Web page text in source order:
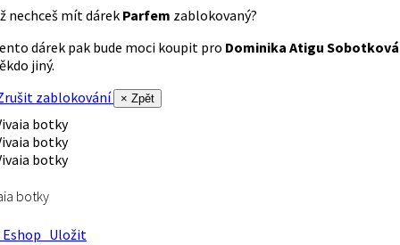
nechceš mít dárek Parfem zablokovaný?
dárek pak bude moci koupit pro Dominika Atigu Sobotková
jiný.
zablokování
× Zpět
botky
Uložit